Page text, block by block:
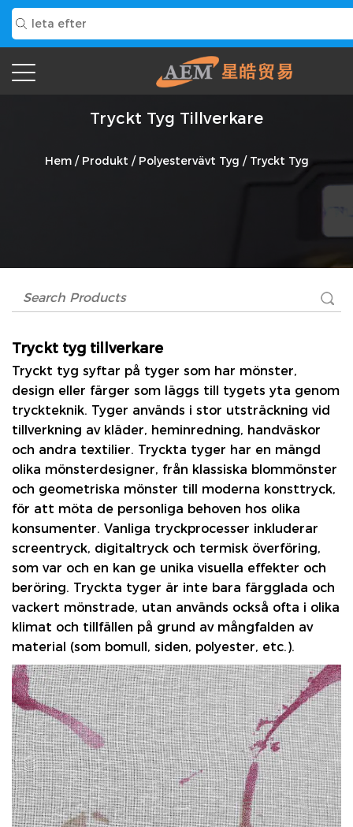
Tryckt Tyg Tillverkare
Hem/ Produkt / Polyestervävt Tyg / Tryckt Tyg
Tryckt tyg tillverkare
Tryckt tyg syftar på tyger som har mönster,
design eller färger som läggs till tygets yta genom
tryckteknik. Tyger används i stor utsträckning vid
tillverkning av kläder, heminredning, handväskor
och andra textilier. Tryckta tyger har en mängd
olika mönsterdesigner, från klassiska blommönster
och geometriska mönster till moderna konsttryck,
för att möta de personliga behoven hos olika
konsumenter. Vanliga tryckprocesser inkluderar
screentryck, digitaltryck och termisk överföring,
som var och en kan ge unika visuella effekter och
beröring. Tryckta tyger är inte bara färgglada och
vackert mönstrade, utan används också ofta i olika
klimat och tillfällen på grund av mångfalden av
material (som bomull, siden, polyester, etc.).